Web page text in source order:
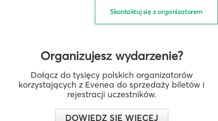
Skontaktuj się z organizatorem
Organizujesz wydarzenie?
Dołącz do tysięcy polskich organizatorów
korzystających z Evenea do sprzedaży biletów i
rejestracji uczestników.
DOWIEDZ SIĘ WIĘCEJ